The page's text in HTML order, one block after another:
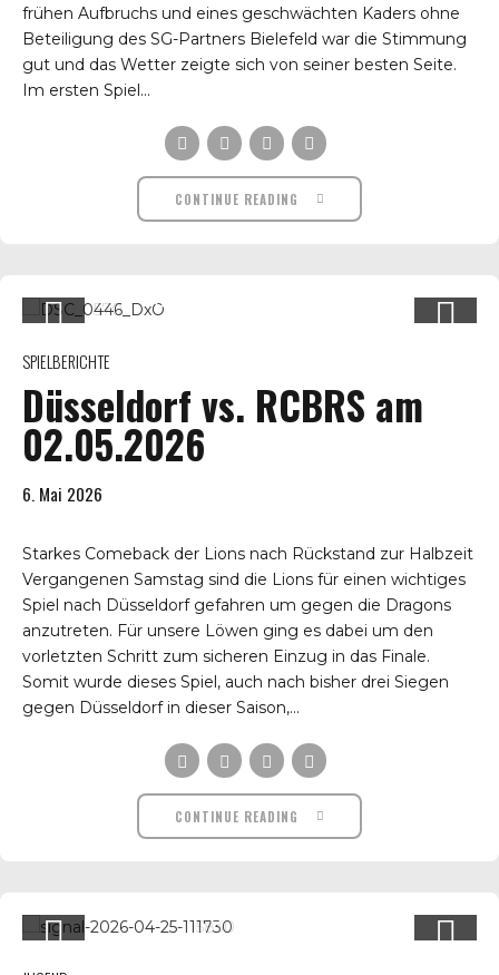
frühen Aufbruchs und eines geschwächten Kaders ohne
Beteiligung des SG-Partners Bielefeld war die Stimmung
gut und das Wetter zeigte sich von seiner besten Seite.
Im ersten Spiel...
CONTINUE READING
SPIELBERICHTE
Düsseldorf vs. RCBRS am
02.05.2026
6. Mai 2026
Starkes Comeback der Lions nach Rückstand zur Halbzeit
Vergangenen Samstag sind die Lions für einen wichtiges
Spiel nach Düsseldorf gefahren um gegen die Dragons
anzutreten. Für unsere Löwen ging es dabei um den
vorletzten Schritt zum sicheren Einzug in das Finale.
Somit wurde dieses Spiel, auch nach bisher drei Siegen
gegen Düsseldorf in dieser Saison,...
CONTINUE READING